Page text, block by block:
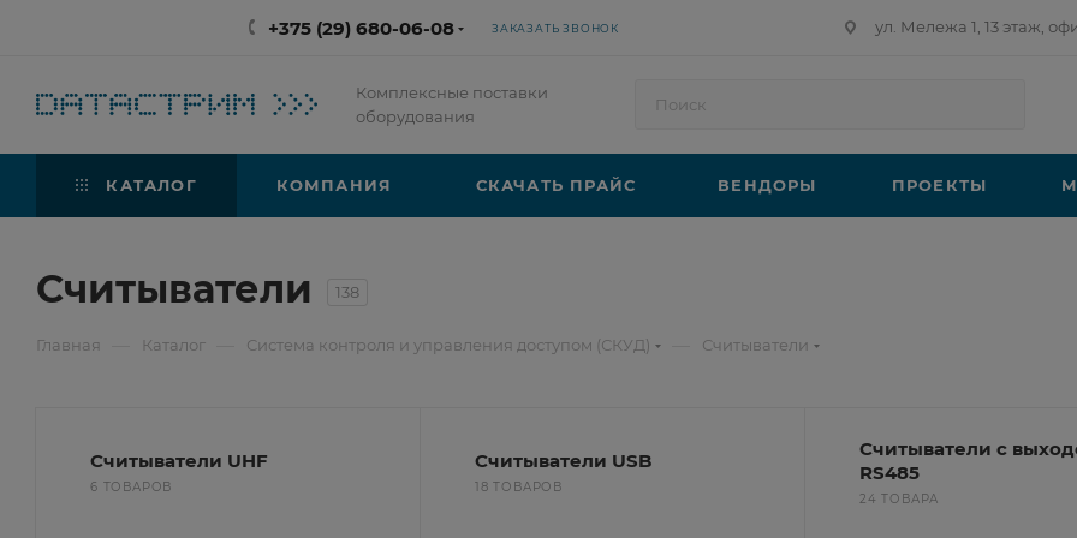
+375 (29) 680-06-08 ЗАКАЗАТЬ ЗВОНОК ул. Мележа 1, 13 этаж,
Комплексные поставки
оборудования
КАТАЛОГ КОМПАНИЯ СКАЧАТЬ ПРАЙС ВЕНДОРЫ ПРОЕКТЫ
Считыватели 138
Главная Каталог Система контроля и управления доступом (СКУД) Считыватели
Считыватели UHF
6 ТОВАРОВ
Считыватели USB
18 ТОВАРОВ
Считыватели с
RS485
24 ТОВАРА